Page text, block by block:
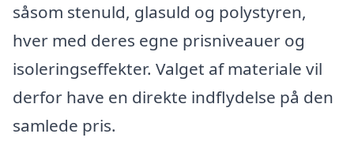
såsom stenuld, glasuld og polystyren,
hver med deres egne prisniveauer og
isoleringseffekter. Valget af materiale vil
derfor have en direkte indflydelse på den
samlede pris.